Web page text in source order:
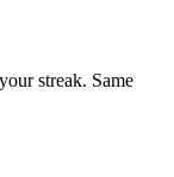
streak. Same